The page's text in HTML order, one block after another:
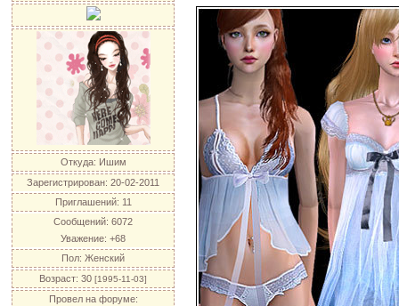
Откуда: Ишим
Зарегистрирован: 20-02-2011
Приглашений: 11
Сообщений: 6072
Уважение: +68
Пол: Женский
Возраст: 30 [1995-11-03]
Провел на форуме: